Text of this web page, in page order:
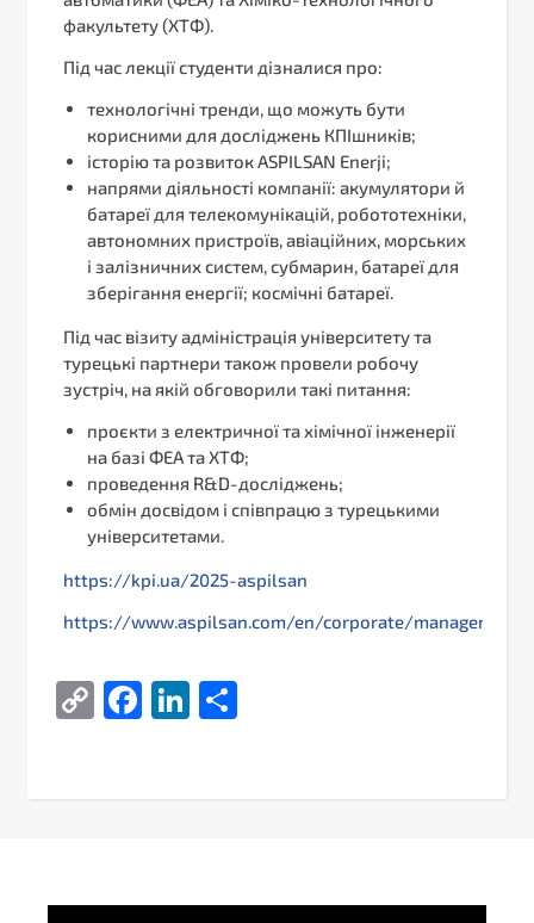
факультету (ХТФ).
Під час лекції студенти дізналися про:
технологічні тренди, що можуть бути
корисними для досліджень КПІшників;
історію та розвиток ASPILSAN Enerji;
напрями діяльності компанії: акумулятори й
батареї для телекомунікацій, робототехніки,
автономних пристроїв, авіаційних, морських
і залізничних систем, субмарин, батареї для
зберігання енергії; космічні батареї.
Під час візиту адміністрація університету та
турецькі партнери також провели робочу
зустріч, на якій обговорили такі питання:
проєкти з електричної та хімічної інженерії
на базі ФЕА та ХТФ;
проведення R&D-досліджень;
обмін досвідом і співпрацю з турецькими
університетами.
https://kpi.ua/2025-aspilsan
https://www.aspilsan.com/en/corporate/management/
CopyFacebook
LinkedIn